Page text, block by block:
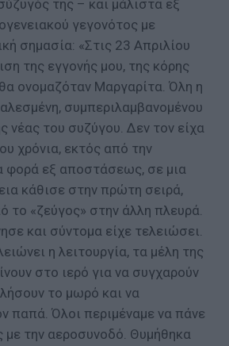
της – και μάλιστα εξ
γεγονότος με
σημασία: «Στις 23 Απριλίου
της εγγονής μου, της κόρης
ονομαζόταν Μαργαρίτα. Όλη η
συμπεριλαμβανομένου
νέας του συζύγου. Δεν τον είχα
χρόνια, εκτός από την
φορά εξ αποστάσεως, σε μια
κάθισε στην πρώτη σειρά,
το «ζεύγος» στην άλλη πλευρά.
και σύντομα είχε τελειώσει.
η λειτουργία, τα μέλη της
στο ιερό για να συγχαρούν
το μωρό και να
παπά. Όλοι περιμέναμε να πάνε
με την αεροσυνοδό. Θυμήθηκα